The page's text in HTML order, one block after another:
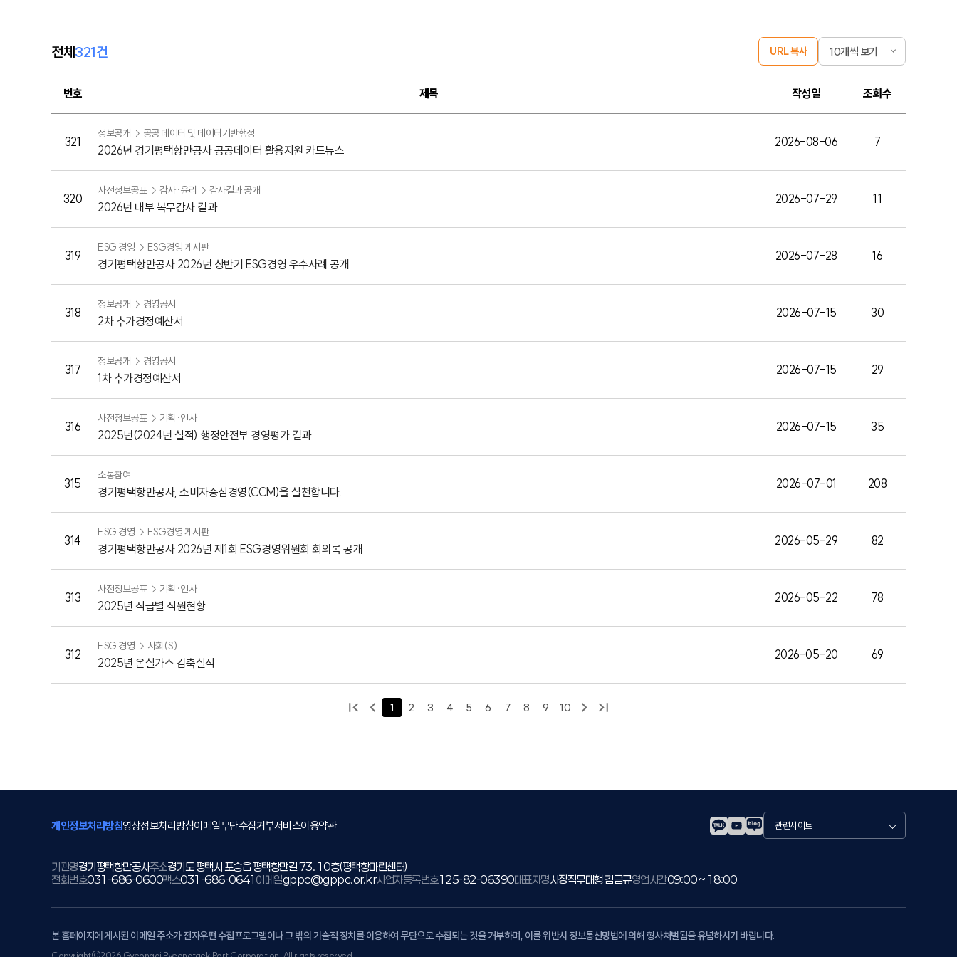
전체321건 URL 복사
페
이
지
표
시
건
번호 제목 작성일 조회수
321
정보공개 공공 데이터 및 데이터기반행정
2026년 경기평택항만공사 공공데이터 활용지원 카드뉴스
2026-08-06 7
320
사전정보공표 감사·윤리 감사결과 공개
2026년 내부 복무감사 결과
2026-07-29 11
319
ESG 경영 ESG경영 게시판
경기평택항만공사 2026년 상반기 ESG경영 우수사례 공개
2026-07-28 16
318
정보공개 경영공시
2차 추가경정예산서
2026-07-15 30
317
정보공개 경영공시
1차 추가경정예산서
2026-07-15 29
316
사전정보공표 기획·인사
2025년(2024년 실적) 행정안전부 경영평가 결과
2026-07-15 35
315
소통참여
경기평택항만공사, 소비자중심경영(CCM)을 실천합니다.
2026-07-01 208
314
ESG 경영 ESG경영 게시판
경기평택항만공사 2026년 제1회 ESG경영위원회 회의록 공개
2026-05-29 82
313
사전정보공표 기획·인사
2025년 직급별 직원현황
2026-05-22 78
312
ESG 경영 사회(S)
2025년 온실가스 감축실적
2026-05-20 69
1 2 3 4 5 6 7 8 9 10
개인정보처리방침영상정보처리방침이메일무단수집거부서비스이용약관
관
련
기관명경기평택항만공사주소경기도 평택시 포승읍 평택항만길 73. 10층(평택항마린센터)
전화번호031-686-0600팩스031-686-0641 이메일gppc@gppc.or.kr사업자등록번호125-82-06390대표자명사장직무대행 김금규영업시간09:00 ~ 18:00
본 홈페이지에 게시된 이메일 주소가 전자우편 수집프로그램이나 그 밖의 기술적 장치를 이용하여 무단으로 수집되는 것을 거부하며, 이를 위반시 정보통신망법에 의해 형사처벌됨을 유념하시기 바랍니다.